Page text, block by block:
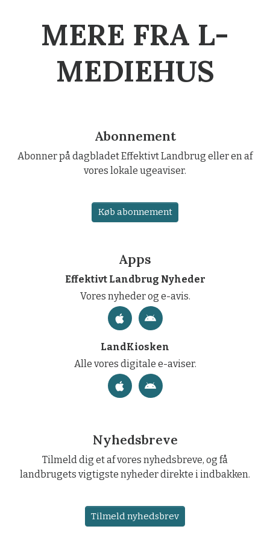
MERE FRA L-
MEDIEHUS
Abonnement
Abonner på dagbladet Effektivt Landbrug eller en af
vores lokale ugeaviser.
Køb abonnement
Apps
Effektivt Landbrug Nyheder
Vores nyheder og e-avis.
LandKiosken
Alle vores digitale e-aviser.
Nyhedsbreve
Tilmeld dig et af vores nyhedsbreve, og få
landbrugets vigtigste nyheder direkte i indbakken.
Tilmeld nyhedsbrev